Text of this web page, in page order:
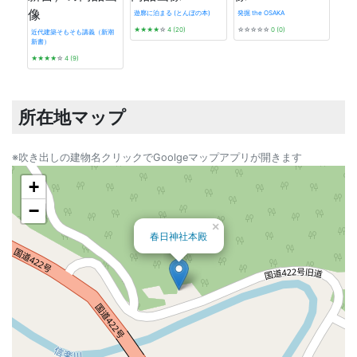
近代建築そもそも講義（新潮
新書）
★★★★☆ 4 (9)
遊廓に泊まる (とんぼの本)
★★★★☆ 4 (20)
発掘 the OSAKA
☆☆☆☆☆ 0 (0)
所在地マップ
※吹き出しの建物名クリックでGoolgeマップアプリが開きます
春日神社本殿
×
+
−